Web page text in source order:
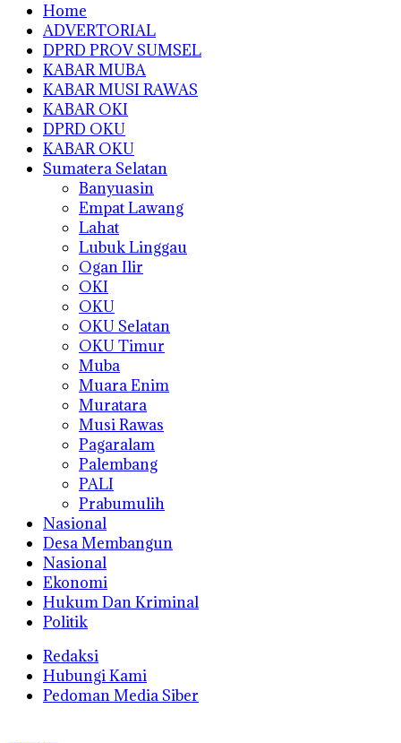
Home
ADVERTORIAL
DPRD PROV SUMSEL
KABAR MUBA
KABAR MUSI RAWAS
KABAR OKI
DPRD OKU
KABAR OKU
Sumatera Selatan
Banyuasin
Empat Lawang
Lahat
Lubuk Linggau
Ogan Ilir
OKI
OKU
OKU Selatan
OKU Timur
Muba
Muara Enim
Muratara
Musi Rawas
Pagaralam
Palembang
PALI
Prabumulih
Nasional
Desa Membangun
Nasional
Ekonomi
Hukum Dan Kriminal
Politik
Redaksi
Hubungi Kami
Pedoman Media Siber